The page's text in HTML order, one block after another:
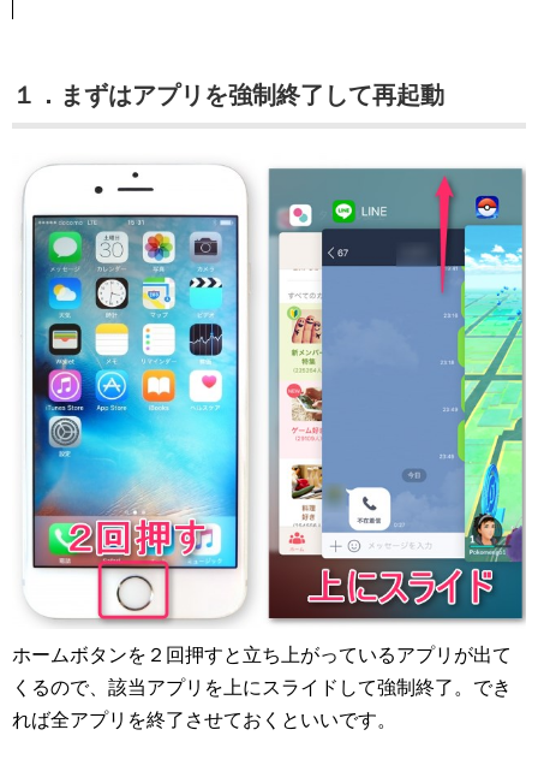
１．まずはアプリを強制終了して再起動
ホームボタンを２回押すと立ち上がっているアプリが出て
くるので、該当アプリを上にスライドして強制終了。でき
れば全アプリを終了させておくといいです。